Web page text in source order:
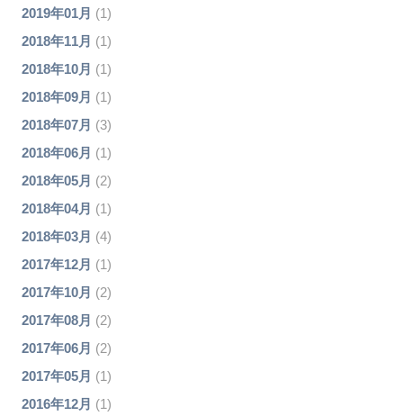
2019年01月 (1)
2018年11月 (1)
2018年10月 (1)
2018年09月 (1)
2018年07月 (3)
2018年06月 (1)
2018年05月 (2)
2018年04月 (1)
2018年03月 (4)
2017年12月 (1)
2017年10月 (2)
2017年08月 (2)
2017年06月 (2)
2017年05月 (1)
2016年12月 (1)